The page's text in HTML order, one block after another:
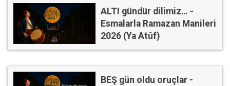
ALTI gündür dilimiz… -
Esmalarla Ramazan Manileri
2026 (Ya Atûf)
BEŞ gün oldu oruçlar -